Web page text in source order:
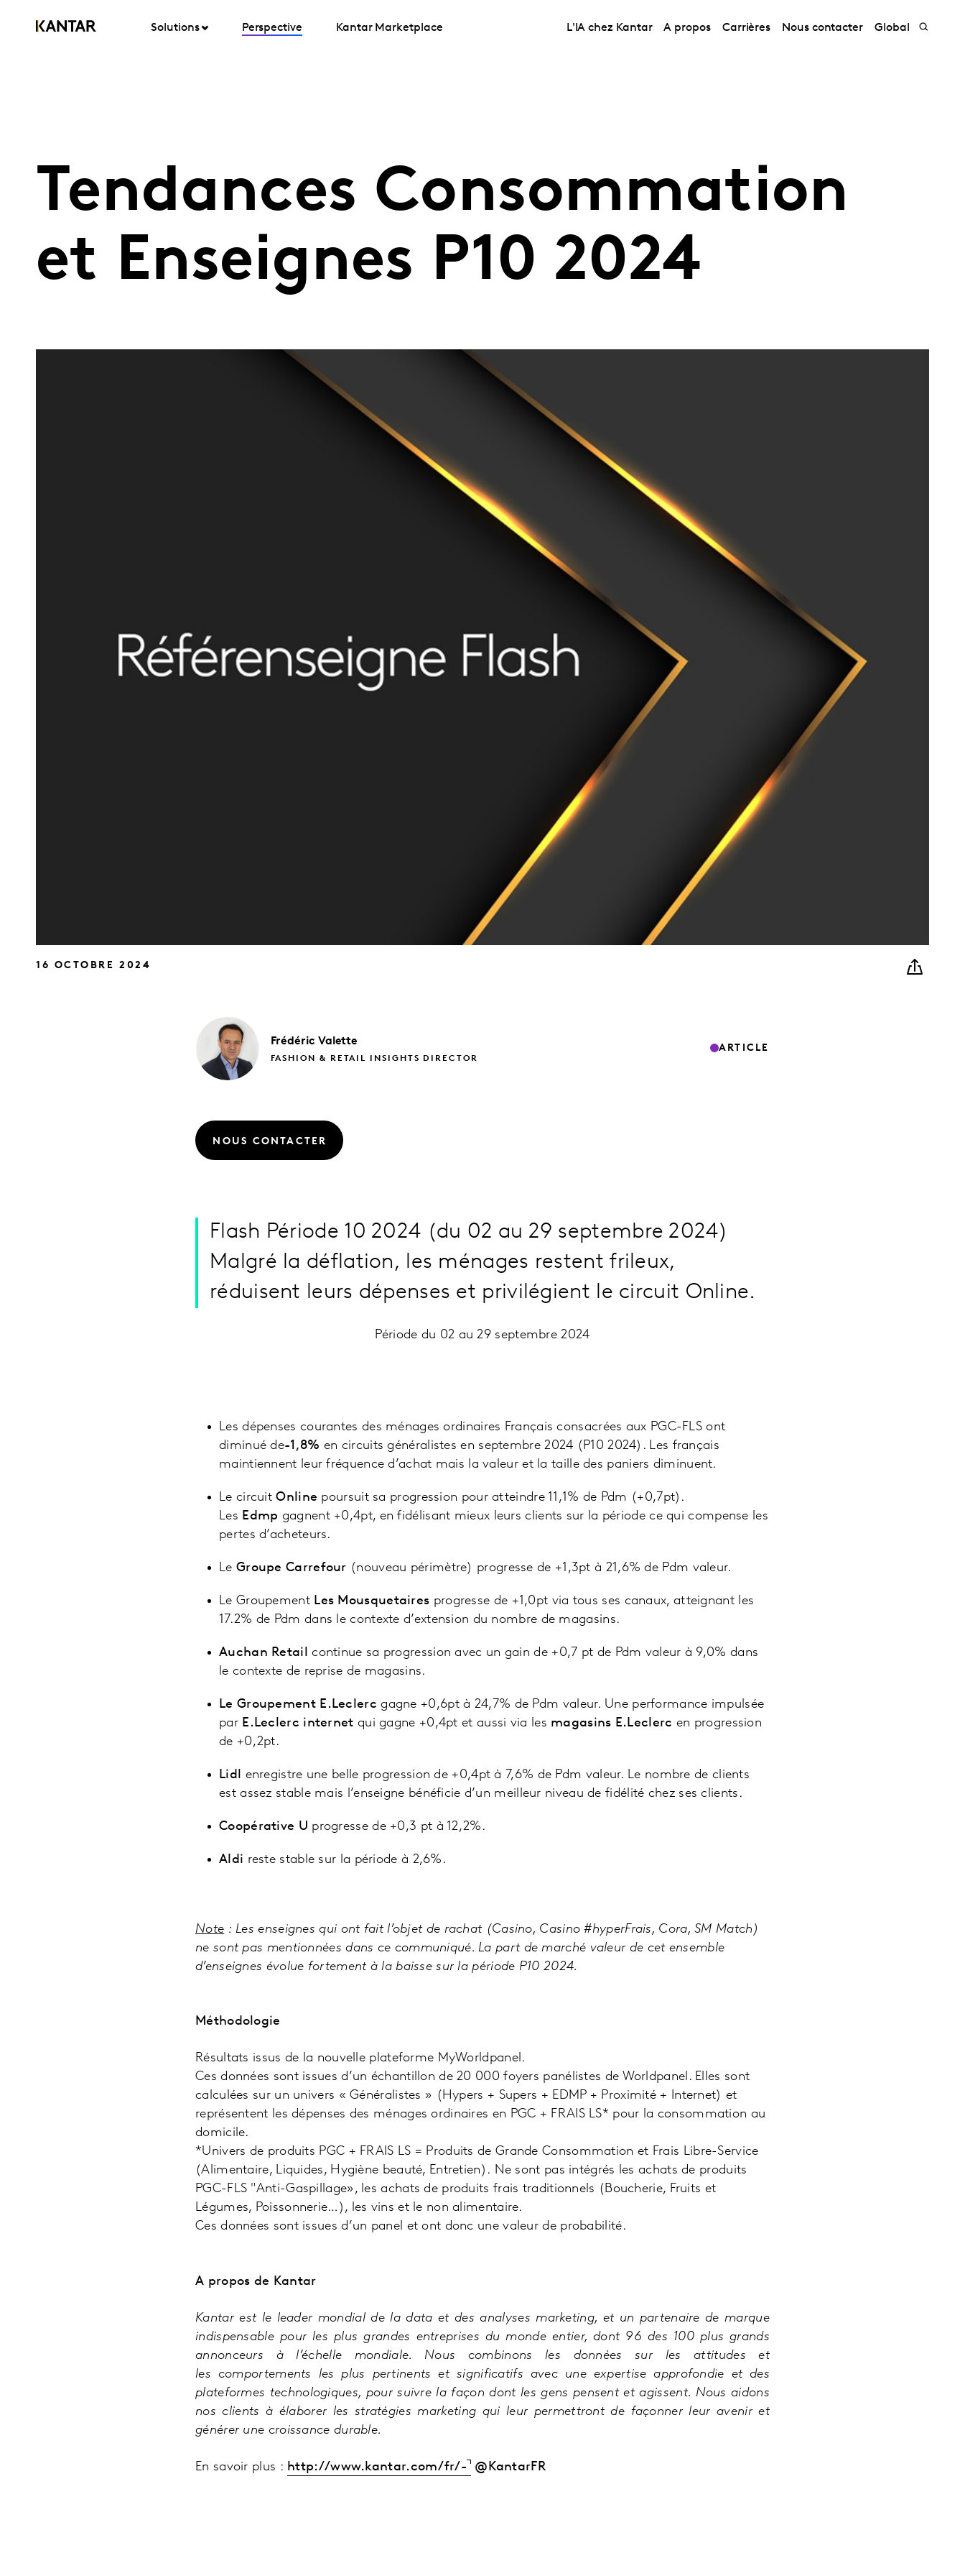
Solutions Perspective Kantar Marketplace L'IA chez Kantar A propos Carrières Nous contacter Global
Tendances Consommation
et Enseignes P10 2024
16 OCTOBRE 2024
Frédéric Valette
FASHION & RETAIL INSIGHTS DIRECTOR
ARTICLE
NOUS CONTACTER
Flash Période 10 2024 (du 02 au 29 septembre 2024)
Malgré la déflation, les ménages restent frileux,
réduisent leurs dépenses et privilégient le circuit Online.
Période du 02 au 29 septembre 2024
Les dépenses courantes des ménages ordinaires Français consacrées aux PGC-FLS ont
diminué de-1,8% en circuits généralistes en septembre 2024 (P10 2024). Les français
maintiennent leur fréquence d’achat mais la valeur et la taille des paniers diminuent.
Le circuitOnline poursuit sa progression pour atteindre 11,1% de Pdm (+0,7pt).
Les Edmp gagnent +0,4pt, en fidélisant mieux leurs clients sur la période ce qui compense les
pertes d’acheteurs.
Le Groupe Carrefour (nouveau périmètre) progresse de +1,3pt à 21,6% de Pdm valeur.
Le Groupement Les Mousquetaires progresse de +1,0pt via tous ses canaux, atteignant les
17.2% de Pdm dans le contexte d’extension du nombre de magasins.
Auchan Retail
continue sa progression avec un gain de +0,7 pt de Pdm valeur à 9,0% dans
le contexte de reprise de magasins.
Le Groupement E.Leclercgagne +0,6pt à 24,7% de Pdm valeur. Une performance impulsée
par E.Leclerc internet qui gagne +0,4pt et aussi via les magasins E.Leclerc en progression
de +0,2pt.
Lidl
enregistre une belle progression de +0,4pt à 7,6% de Pdm valeur. Le nombre de clients
est assez stable mais l’enseigne bénéficie d’un meilleur niveau de fidélité chez ses clients.
Coopérative U progresse de +0,3 pt à 12,2%.
Aldi reste stable sur la période à 2,6%.
Note : Les enseignes qui ont fait l’objet de rachat (Casino, Casino #hyperFrais, Cora, SM Match)
ne sont pas mentionnées dans ce communiqué. La part de marché valeur de cet ensemble
d’enseignes évolue fortement à la baisse sur la période P10 2024.
Méthodologie
Résultats issus de la nouvelle plateforme MyWorldpanel.
Ces données sont issues d’un échantillon de 20 000 foyers panélistes de Worldpanel. Elles sont
calculées sur un univers « Généralistes » (Hypers + Supers + EDMP + Proximité + Internet) et
représentent les dépenses des ménages ordinaires en PGC + FRAIS LS* pour la consommation au
domicile.
*Univers de produits PGC + FRAIS LS = Produits de Grande Consommation et Frais Libre-Service
(Alimentaire, Liquides, Hygiène beauté, Entretien). Ne sont pas intégrés les achats de produits
PGC-FLS "Anti-Gaspillage», les achats de produits frais traditionnels (Boucherie, Fruits et
Légumes, Poissonnerie…), les vins et le non alimentaire.
Ces données sont issues d’un panel et ont donc une valeur de probabilité.
A propos de Kantar
Kantar est le leader mondial de la data et des analyses marketing, et un partenaire de marque
indispensable pour les plus grandes entreprises du monde entier, dont 96 des 100 plus grands
annonceurs à l’échelle mondiale. Nous combinons les données sur les attitudes et
les comportements les plus pertinents et significatifs avec une expertise approfondie et des
plateformes technologiques, pour suivre la façon dont les gens pensent et agissent. Nous aidons
nos clients à élaborer les stratégies marketing qui leur permettront de façonner leur avenir et
générer une croissance durable.
En savoir plus : http://www.kantar.com/fr/- @KantarFR